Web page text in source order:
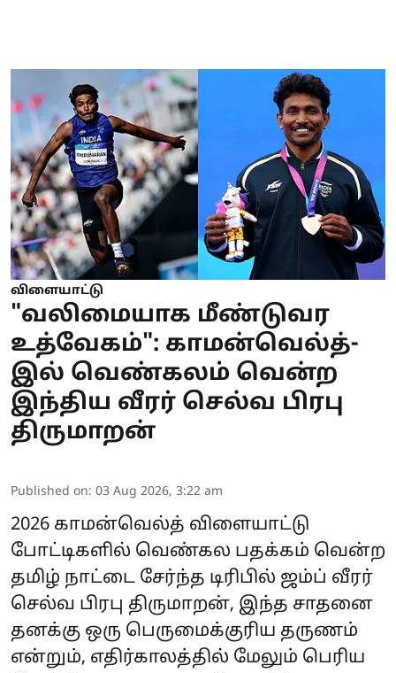
விளையாட்டு
"வலிமையாக மீண்டுவர
உத்வேகம்": காமன்வெல்த்-
இல் வெண்கலம் வென்ற
இந்திய வீரர் செல்வ பிரபு
திருமாறன்
Published on: 03 Aug 2026, 3:22 am
2026 காமன்வெல்த் விளையாட்டு
போட்டிகளில் வெண்கல பதக்கம் வென்ற
தமிழ் நாட்டை சேர்ந்த டிரிபில் ஜம்ப் வீரர்
செல்வ பிரபு திருமாறன், இந்த சாதனை
தனக்கு ஒரு பெருமைக்குரிய தருணம்
என்றும், எதிர்காலத்தில் மேலும் பெரிய